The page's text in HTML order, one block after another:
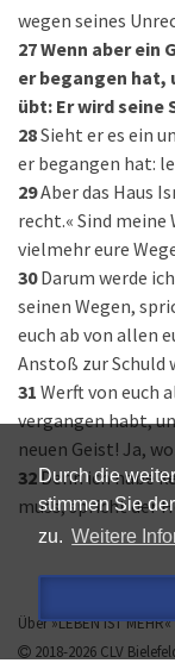
Durch die
stimmen Sie
zu. Weitere
wegen seines
27Wenn aber
er begangen hat,
übt: Er wird seine
28Sieht er es ein
er begangen hat:
29Aber das Haus
recht.« Sind
vielmehr eure
30 Darum werde
seinen Wegen,
euch ab von allen
Anstoß zur Schuld
31 Werft von euch
vergangen habt,
neuen Geist! Ja,
32Denn ich habe
muss, spricht der
Über »LEBEN IST MEHR«
2018-2026 CLV